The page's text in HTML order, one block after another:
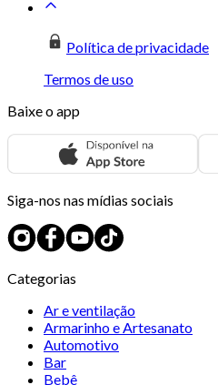
Política de privacidade
Termos de uso
Baixe o app
Siga-nos nas mídias sociais
Categorias
Ar e ventilação
Armarinho e Artesanato
Automotivo
Bar
Bebê